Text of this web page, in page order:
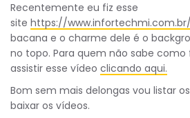
Recentemente eu fiz esse
site https://www.infortechmi.com.br/
bacana e o charme dele é o
no topo. Para quem não sabe como
assistir esse vídeo clicando aqui.
Bom sem mais delongas vou listar
baixar os vídeos.